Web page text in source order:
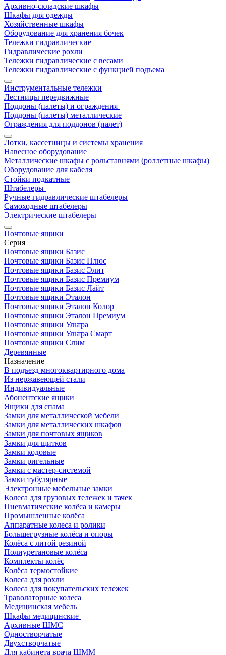
Архивно-складские шкафы
Шкафы для одежды
Хозяйственные шкафы
Оборудование для хранения бочек
Тележки гидравлические
Гидравлические рохли
Тележки гидравлические с весами
Тележки гидравлические с функцией подъема
Инструментальные тележки
Лестницы передвижные
Поддоны (палеты) и ограждения
Поддоны (палеты) металлические
Ограждения для поддонов (палет)
Лотки, кассетницы и системы хранения
Навесное оборудование
Металлические шкафы с рольставнями (роллетные шкафы)
Оборудование для кабеля
Стойки подкатные
Штабелеры
Ручные гидравлические штабелеры
Самоходные штабелеры
Электрические штабелеры
Почтовые ящики
Серия
Почтовые ящики Базис
Почтовые ящики Базис Плюс
Почтовые ящики Базис Элит
Почтовые ящики Базис Премиум
Почтовые ящики Базис Лайт
Почтовые ящики Эталон
Почтовые ящики Эталон Колор
Почтовые ящики Эталон Премиум
Почтовые ящики Ультра
Почтовые ящики Ультра Смарт
Почтовые ящики Слим
Деревянные
Назначение
В подъезд многоквартирного дома
Из нержавеющей стали
Индивидуальные
Абонентские ящики
Ящики для спама
Замки для металлической мебели
Замки для металлических шкафов
Замки для почтовых ящиков
Замки для щитков
Замки кодовые
Замки ригельные
Замки с мастер-системой
Замки тубулярные
Электронные мебельные замки
Колеса для грузовых тележек и тачек
Пневматические колёса и камеры
Промышленные колёса
Аппаратные колеса и ролики
Большегрузные колёса и опоры
Колёса с литой резиной
Полиуретановые колёса
Комплекты колёс
Колёса термостойкие
Колеса для рохли
Колеса для покупательских тележек
Траволаторные колеса
Медицинская мебель
Шкафы медицинские
Архивные ШМС
Одностворчатые
Двухстворчатые
Для кабинета врача ШММ